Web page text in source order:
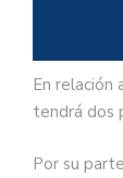
En relación
tendrá dos
Por su